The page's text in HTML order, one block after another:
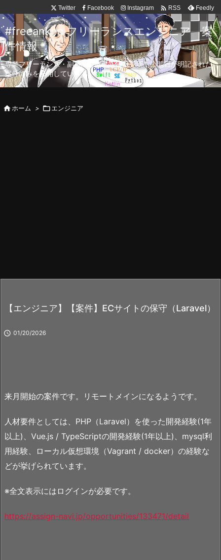
Twitter Facebook Instagram  RSS Feedly
#freeanken フリーランスエンジニア 案
件情報
専業フリーランス・副業向け案件を毎日更新！公開日が明記された
案件のみを公開しています。
ホーム > エンジニア
【エンジニア】【案件】ECサイトの保守（Laravel）
 01/20/2026
来月開始の案件です。リモートメインになるようです。
人材要件としては、PHP（Laravel）を使った開発経験(1年
以上)、Vue.js / TypeScriptの開発経験(1年以上)、mysql利
用経験、ローカル仮想環境（Vagrant / docker）の経験な
どが挙げられています。
※全文表示にはログインが必要です。
https://assign-navi.jp/opportunities/133471/detail